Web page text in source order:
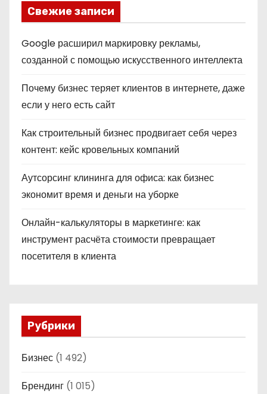
Свежие записи
Google расширил маркировку рекламы,
созданной с помощью искусственного интеллекта
Почему бизнес теряет клиентов в интернете, даже
если у него есть сайт
Как строительный бизнес продвигает себя через
контент: кейс кровельных компаний
Аутсорсинг клининга для офиса: как бизнес
экономит время и деньги на уборке
Онлайн-калькуляторы в маркетинге: как
инструмент расчёта стоимости превращает
посетителя в клиента
Рубрики
Бизнес (1 492)
Брендинг (1 015)